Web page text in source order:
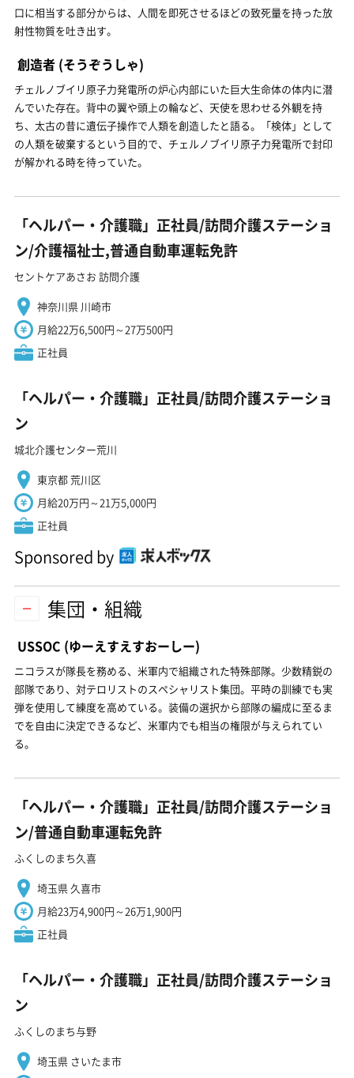
口に相当する部分からは、人間を即死させるほどの致死量を持った放
射性物質を吐き出す。
創造者 (そうぞうしゃ)
チェルノブイリ原子力発電所の炉心内部にいた巨大生命体の体内に潜
んでいた存在。背中の翼や頭上の輪など、天使を思わせる外観を持
ち、太古の昔に遺伝子操作で人類を創造したと語る。「検体」として
の人類を破棄するという目的で、チェルノブイリ原子力発電所で封印
が解かれる時を待っていた。
「ヘルパー・介護職」正社員/訪問介護ステーショ
ン/介護福祉士,普通自動車運転免許
セントケアあさお 訪問介護
神奈川県 川崎市
月給22万6,500円～27万500円
正社員
「ヘルパー・介護職」正社員/訪問介護ステーショ
ン
城北介護センター荒川
東京都 荒川区
月給20万円～21万5,000円
正社員
Sponsored by
集団・組織
USSOC (ゆーえすえすおーしー)
ニコラスが隊長を務める、米軍内で組織された特殊部隊。少数精鋭の
部隊であり、対テロリストのスペシャリスト集団。平時の訓練でも実
弾を使用して練度を高めている。装備の選択から部隊の編成に至るま
でを自由に決定できるなど、米軍内でも相当の権限が与えられてい
る。
「ヘルパー・介護職」正社員/訪問介護ステーショ
ン/普通自動車運転免許
ふくしのまち久喜
埼玉県 久喜市
月給23万4,900円～26万1,900円
正社員
「ヘルパー・介護職」正社員/訪問介護ステーショ
ン
ふくしのまち与野
埼玉県 さいたま市